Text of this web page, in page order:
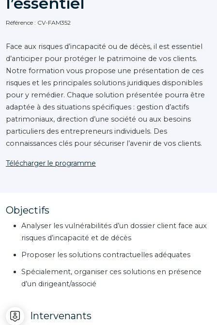
Référence : CV-FAM352
Face aux risques d’incapacité ou de décès, il est essentiel
d’anticiper pour protéger le patrimoine de vos clients.
Notre formation vous propose une présentation de ces
risques et les principales solutions juridiques disponibles
pour y remédier. Chaque solution présentée pourra être
adaptée à des situations spécifiques : gestion d’actifs
patrimoniaux, direction d’une société ou aux besoins
particuliers des entrepreneurs individuels. Des
connaissances clés pour sécuriser l’avenir de vos clients.
Télécharger le programme
Objectifs
Analyser les vulnérabilités d’un dossier client face aux
risques d’incapacité et de décès
Proposer les solutions contractuelles adéquates
Spécialement, organiser ces solutions en présence
d’un dirigeant/associé
Intervenants